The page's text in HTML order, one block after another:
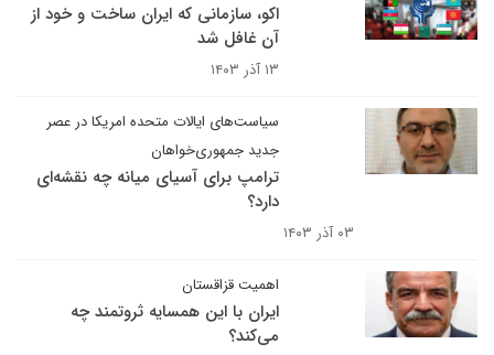
اکو، سازمانی که ایران ساخت و خود از
آن غافل شد
۱۳ آذر ۱۴۰۳
سیاست‌های ایالات متحده امریکا در عصر
جدید جمهوری‌خواهان
ترامپ برای آسیای میانه چه نقشه‌ای
دارد؟
۰۳ آذر ۱۴۰۳
اهمیت قزاقستان
ایران با این همسایه ثروتمند چه
می‌کند؟